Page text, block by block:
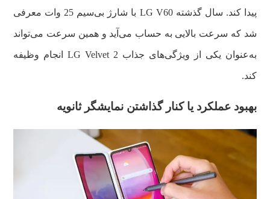
پیدا کند. سال گذشته LG V60 با شارژ بی‌سیم 25 وات معرفی
شد که سرعت بالایی به حساب می‌آید و همین سرعت می‌تواند
به‌عنوان یکی از ویژگی‌های جذاب LG Velvet 2 انجام وظیفه
کند.
بهبود عملکرد یا کنار گذاشتن نمایشگر ثانویه